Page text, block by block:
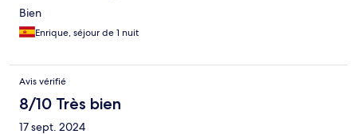
Bien
Enrique, séjour de 1 nuit
Avis vérifié
8/10 Très bien
17 sept. 2024